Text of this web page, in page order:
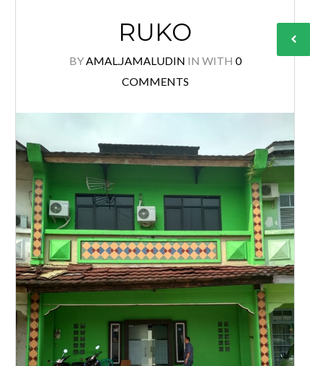
RUKO
BYAMAL.JAMALUDIN IN WITH 0
COMMENTS